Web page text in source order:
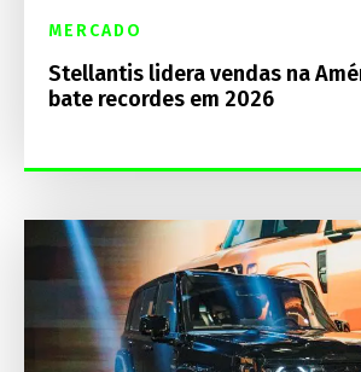
MERCADO
Stellantis lidera vendas na
bate recordes em 2026